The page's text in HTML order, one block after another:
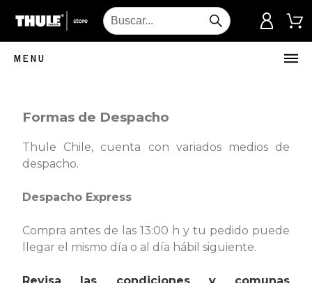
MENU
Formas de Despacho
Thule Chile, cuenta con variados medios de
despacho.
Despacho Express
Compra antes de las 13:00 h y tu pedido puede
llegar el mismo día o al día hábil siguiente.